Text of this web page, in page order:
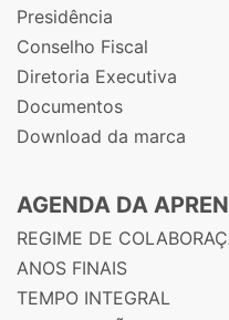
Presidência
Conselho Fiscal
Diretoria Executiva
Documentos
Download da marca
AGENDA DA
REGIME DE
ANOS FINAIS
TEMPO INTEGRAL